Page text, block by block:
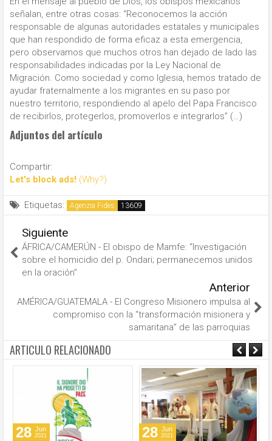
señalan, entre otras cosas: “Reconocemos la acción
responsable de algunas autoridades estatales y municipales
que han respondido de forma eficaz a esta emergencia,
pero observamos que muchos otros han dejado de lado las
responsabilidades indicadas por la Ley Nacional de
Migración. Como sociedad y como Iglesia, hemos tratado de
ayudar fraternalmente a los migrantes en su paso por
nuestro territorio, respondiendo al apelo del Papa Francisco
de recibirlos, protegerlos, promoverlos e integrarlos” (…)
Adjuntos del artículo
Compartir:
Let's block ads! (Why?)
Etiquetas: Agenzia Fides
Siguiente
ÁFRICA/CAMERÚN - El obispo de Mamfe: “Investigación
sobre el homicidio del p. Ondari; permanecemos unidos
en la oración”
Anterior
AMÉRICA/GUATEMALA - El Congreso Misionero impulsa al
compromiso con la “transformación misionera y
samaritana” de las parroquias
ARTICULO RELACIONADO
28 Jun
2021 28 Jun
2021